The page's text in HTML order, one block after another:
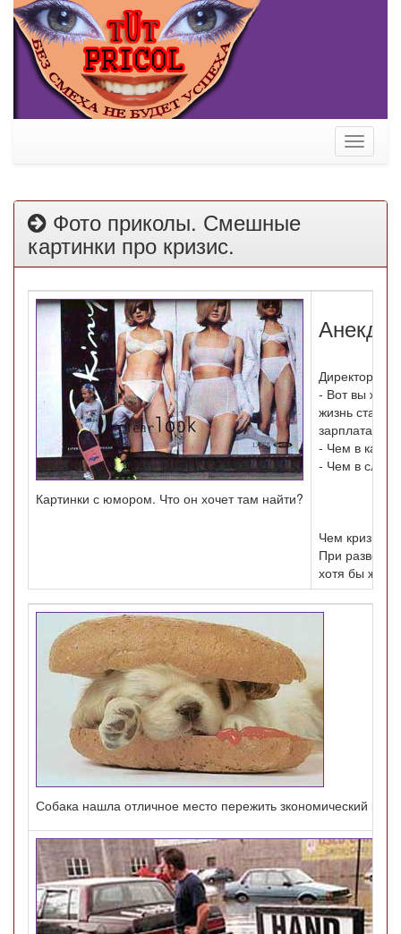
Toggle
Фото приколы. Смешные
картинки про кризис.
Картинки с юмором. Что он хочет там найти?
Директор
- Вот вы
жизнь
зарплата у
- Чем в
- Чем в
Чем кризис
При разводе
хотя бы
Собака нашла отличное место пережить зкономический